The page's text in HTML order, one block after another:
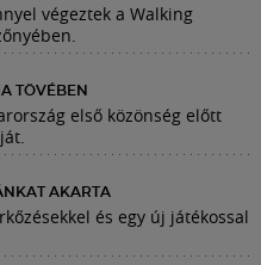
végeztek a Walking
TÖVÉBEN
első közönség előtt
AKARTA
és egy új játékossal